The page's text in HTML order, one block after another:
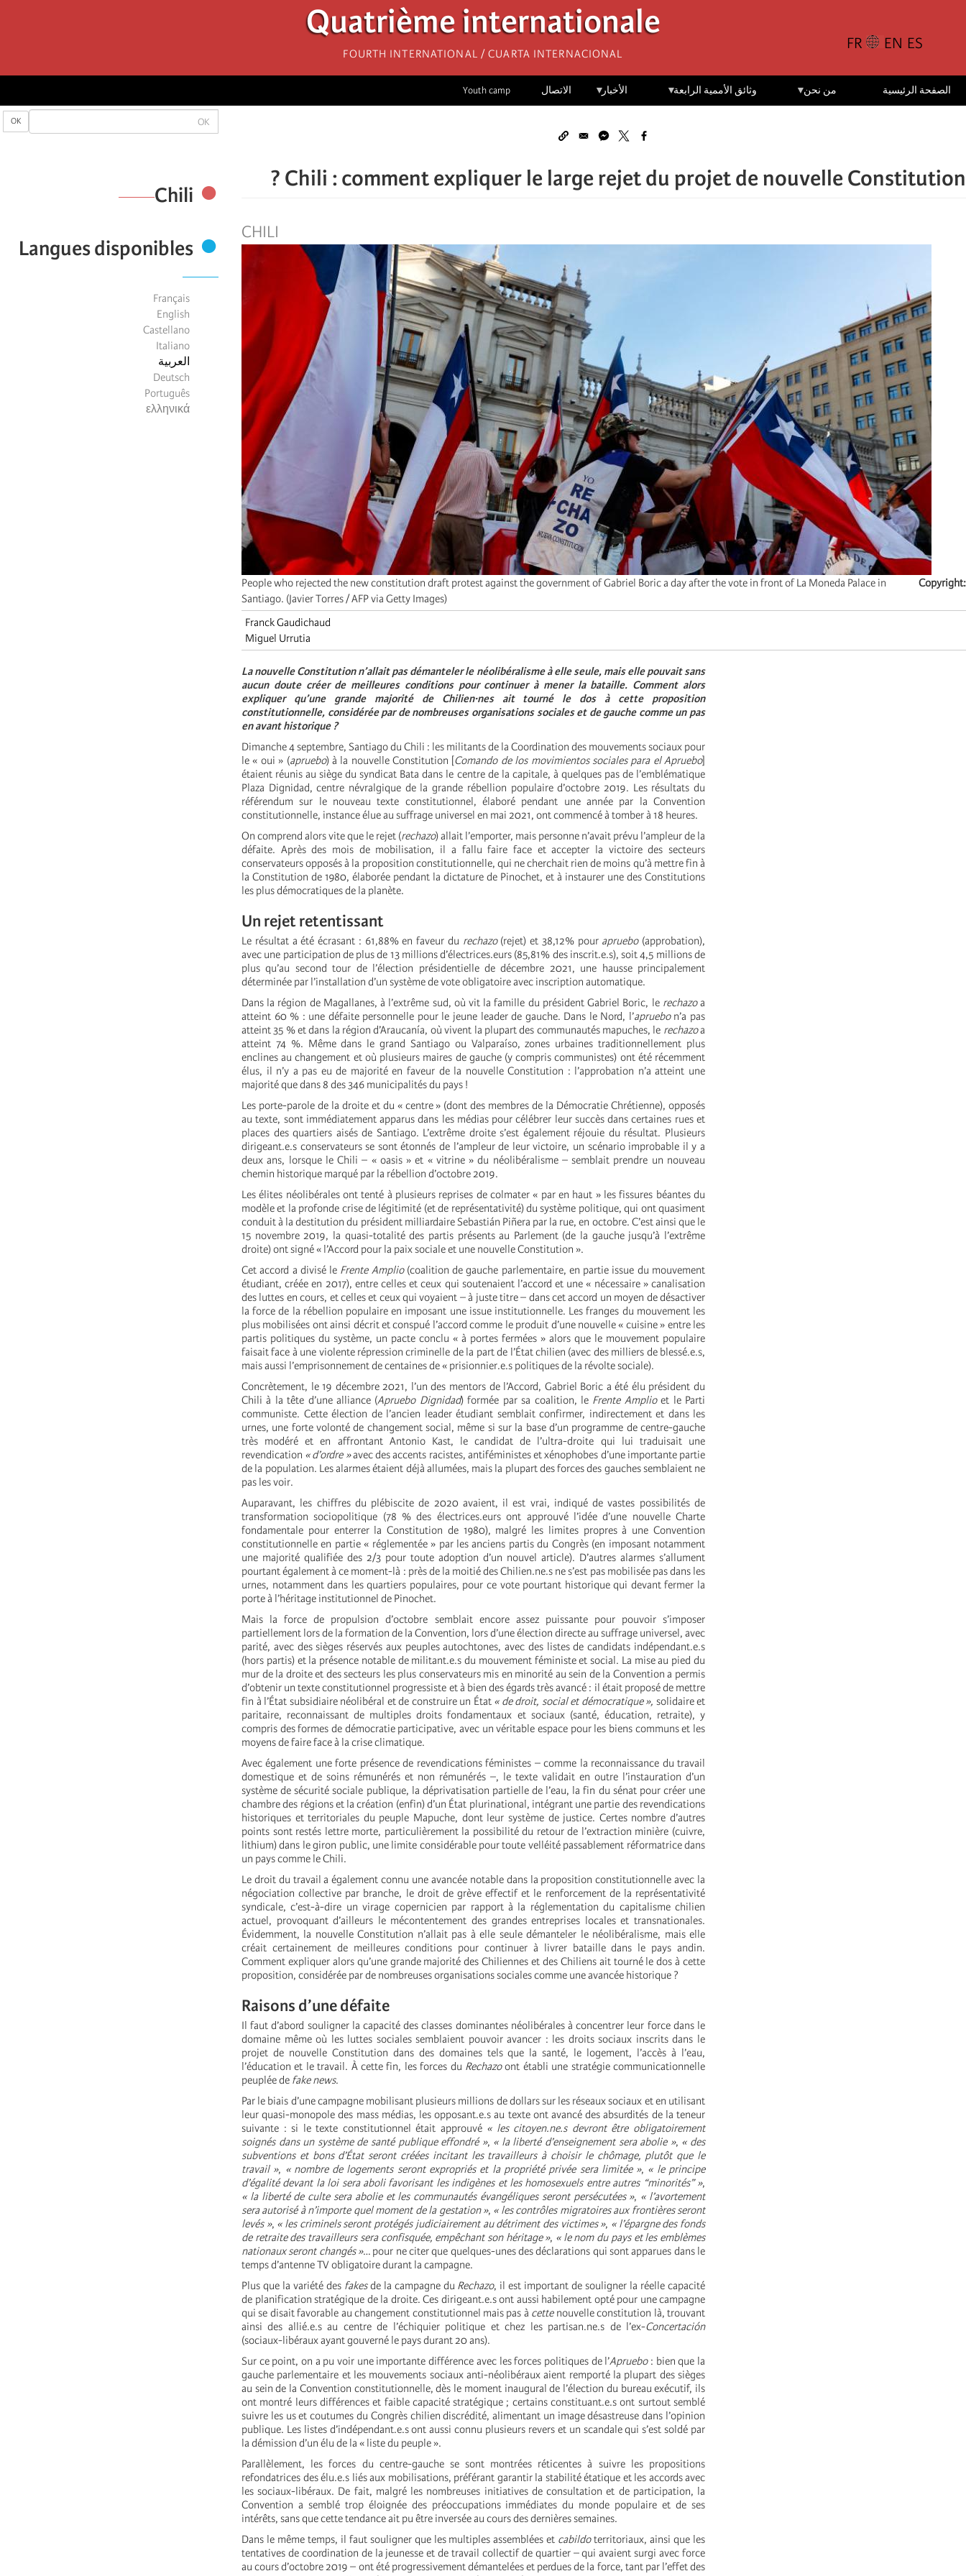
Quatrième internationale
Fourth International / Cuarta Internacional
الصفحة الرئيسية من نحن وثائق الأممية الرابعة الأخبار الاتصال Youth camp
OK
OK
Chili
Langues disponibles
Français
English
Castellano
Italiano
العربية
Deutsch
Português
ελληνικά
Chili : comment expliquer le large rejet du projet de nouvelle Constitution ?
CHILI
Copyright
People who rejected the new constitution draft protest against the government of Gabriel Boric a day after the vote in front of La Moneda Palace in
Santiago. (Javier Torres / AFP via Getty Images)
Franck Gaudichaud
Miguel Urrutia
La nouvelle Constitution n’allait pas démanteler le néolibéralisme à elle seule, mais elle pouvait sans
aucun doute créer de meilleures conditions pour continuer à mener la bataille. Comment alors
expliquer qu’une grande majorité de Chilien·nes ait tourné le dos à cette proposition
constitutionnelle, considérée par de nombreuses organisations sociales et de gauche comme un pas
en avant historique ?
Dimanche 4 septembre, Santiago du Chili : les militants de la Coordination des mouvements sociaux pour
le « oui » (apruebo) à la nouvelle Constitution [Comando de los movimientos sociales para el Apruebo]
étaient réunis au siège du syndicat Bata dans le centre de la capitale, à quelques pas de l’emblématique
Plaza Dignidad, centre névralgique de la grande rébellion populaire d’octobre 2019. Les résultats du
référendum sur le nouveau texte constitutionnel, élaboré pendant une année par la Convention
constitutionnelle, instance élue au suffrage universel en mai 2021, ont commencé à tomber à 18 heures.
On comprend alors vite que le rejet (rechazo) allait l’emporter, mais personne n’avait prévu l’ampleur de la
défaite. Après des mois de mobilisation, il a fallu faire face et accepter la victoire des secteurs
conservateurs opposés à la proposition constitutionnelle, qui ne cherchait rien de moins qu’à mettre fin à
la Constitution de 1980, élaborée pendant la dictature de Pinochet, et à instaurer une des Constitutions
les plus démocratiques de la planète.
Un rejet retentissant
Le résultat a été écrasant : 61,88% en faveur du rechazo(rejet) et 38,12% pour apruebo(approbation),
avec une participation de plus de 13 millions d’électrices.eurs (85,81% des inscrit.e.s), soit 4,5 millions de
plus qu’au second tour de l’élection présidentielle de décembre 2021, une hausse principalement
déterminée par l’installation d’un système de vote obligatoire avec inscription automatique.
Dans la région de Magallanes, à l’extrême sud, où vit la famille du président Gabriel Boric, le rechazoa
atteint 60 % : une défaite personnelle pour le jeune leader de gauche. Dans le Nord, l’apruebon’a pas
atteint 35 % et dans la région d’Araucanía, où vivent la plupart des communautés mapuches, le rechazoa
atteint 74 %. Même dans le grand Santiago ou Valparaíso, zones urbaines traditionnellement plus
enclines au changement et où plusieurs maires de gauche (y compris communistes) ont été récemment
élus, il n’y a pas eu de majorité en faveur de la nouvelle Constitution : l’approbation n’a atteint une
majorité que dans 8 des 346 municipalités du pays !
Les porte-parole de la droite et du « centre » (dont des membres de la Démocratie Chrétienne), opposés
au texte, sont immédiatement apparus dans les médias pour célébrer leur succès dans certaines rues et
places des quartiers aisés de Santiago. L’extrême droite s’est également réjouie du résultat. Plusieurs
dirigeant.e.s conservateurs se sont étonnés de l’ampleur de leur victoire, un scénario improbable il y a
deux ans, lorsque le Chili – « oasis » et « vitrine » du néolibéralisme – semblait prendre un nouveau
chemin historique marqué par la rébellion d’octobre 2019.
Les élites néolibérales ont tenté à plusieurs reprises de colmater « par en haut » les fissures béantes du
modèle et la profonde crise de légitimité (et de représentativité) du système politique, qui ont quasiment
conduit à la destitution du président milliardaire Sebastián Piñera par la rue, en octobre. C’est ainsi que le
15 novembre 2019, la quasi-totalité des partis présents au Parlement (de la gauche jusqu’à l’extrême
droite) ont signé « l’Accord pour la paix sociale et une nouvelle Constitution ».
Cet accord a divisé le Frente Amplio (coalition de gauche parlementaire, en partie issue du mouvement
étudiant, créée en 2017), entre celles et ceux qui soutenaient l’accord et une « nécessaire » canalisation
des luttes en cours, et celles et ceux qui voyaient – à juste titre – dans cet accord un moyen de désactiver
la force de la rébellion populaire en imposant une issue institutionnelle. Les franges du mouvement les
plus mobilisées ont ainsi décrit et conspué l’accord comme le produit d’une nouvelle « cuisine » entre les
partis politiques du système, un pacte conclu « à portes fermées » alors que le mouvement populaire
faisait face à une violente répression criminelle de la part de l’État chilien (avec des milliers de blessé.e.s,
mais aussi l’emprisonnement de centaines de « prisionnier.e.s politiques de la révolte sociale).
Concrètement, le 19 décembre 2021, l’un des mentors de l’Accord, Gabriel Boric a été élu président du
Chili à la tête d’une alliance (Apruebo Dignidad) formée par sa coalition, le Frente Amplioet le Parti
communiste. Cette élection de l’ancien leader étudiant semblait confirmer, indirectement et dans les
urnes, une forte volonté de changement social, même si sur la base d’un programme de centre-gauche
très modéré et en affrontant Antonio Kast, le candidat de l’ultra-droite qui lui traduisait une
revendication « d’ordre »avec des accents racistes, antiféministes et xénophobes d’une importante partie
de la population. Les alarmes étaient déjà allumées, mais la plupart des forces des gauches semblaient ne
pas les voir.
Auparavant, les chiffres du plébiscite de 2020 avaient, il est vrai, indiqué de vastes possibilités de
transformation sociopolitique (78 % des électrices.eurs ont approuvé l’idée d’une nouvelle Charte
fondamentale pour enterrer la Constitution de 1980), malgré les limites propres à une Convention
constitutionnelle en partie « réglementée » par les anciens partis du Congrès (en imposant notamment
une majorité qualifiée des 2/3 pour toute adoption d’un nouvel article). D’autres alarmes s’allument
pourtant également à ce moment-là : près de la moitié des Chilien.ne.s ne s’est pas mobilisée pas dans les
urnes, notamment dans les quartiers populaires, pour ce vote pourtant historique qui devant fermer la
porte à l’héritage institutionnel de Pinochet.
Mais la force de propulsion d’octobre semblait encore assez puissante pour pouvoir s’imposer
partiellement lors de la formation de la Convention, lors d’une élection directe au suffrage universel, avec
parité, avec des sièges réservés aux peuples autochtones, avec des listes de candidats indépendant.e.s
(hors partis) et la présence notable de militant.e.s du mouvement féministe et social. La mise au pied du
mur de la droite et des secteurs les plus conservateurs mis en minorité au sein de la Convention a permis
d’obtenir un texte constitutionnel progressiste et à bien des égards très avancé : il était proposé de mettre
fin à l’État subsidiaire néolibéral et de construire un État « de droit, social et démocratique », solidaire et
paritaire, reconnaissant de multiples droits fondamentaux et sociaux (santé, éducation, retraite), y
compris des formes de démocratie participative, avec un véritable espace pour les biens communs et les
moyens de faire face à la crise climatique.
Avec également une forte présence de revendications féministes – comme la reconnaissance du travail
domestique et de soins rémunérés et non rémunérés –, le texte validait en outre l’instauration d’un
système de sécurité sociale publique, la déprivatisation partielle de l’eau, la fin du sénat pour créer une
chambre des régions et la création (enfin) d’un État plurinational, intégrant une partie des revendications
historiques et territoriales du peuple Mapuche, dont leur système de justice. Certes nombre d’autres
points sont restés lettre morte, particulièrement la possibilité du retour de l’extraction minière (cuivre,
lithium) dans le giron public, une limite considérable pour toute velléité passablement réformatrice dans
un pays comme le Chili.
Le droit du travail a également connu une avancée notable dans la proposition constitutionnelle avec la
négociation collective par branche, le droit de grève effectif et le renforcement de la représentativité
syndicale, c’est-à-dire un virage copernicien par rapport à la réglementation du capitalisme chilien
actuel, provoquant d’ailleurs le mécontentement des grandes entreprises locales et transnationales.
Évidemment, la nouvelle Constitution n’allait pas à elle seule démanteler le néolibéralisme, mais elle
créait certainement de meilleures conditions pour continuer à livrer bataille dans le pays andin.
Comment expliquer alors qu’une grande majorité des Chiliennes et des Chiliens ait tourné le dos à cette
proposition, considérée par de nombreuses organisations sociales comme une avancée historique ?
Raisons d’une défaite
Il faut d’abord souligner la capacité des classes dominantes néolibérales à concentrer leur force dans le
domaine même où les luttes sociales semblaient pouvoir avancer : les droits sociaux inscrits dans le
projet de nouvelle Constitution dans des domaines tels que la santé, le logement, l’accès à l’eau,
l’éducation et le travail. À cette fin, les forces du Rechazoont établi une stratégie communicationnelle
peuplée de fake news.
Par le biais d’une campagne mobilisant plusieurs millions de dollars sur les réseaux sociaux et en utilisant
leur quasi-monopole des mass médias, les opposant.e.s au texte ont avancé des absurdités de la teneur
suivante : si le texte constitutionnel était approuvé « les citoyen.ne.s devront être obligatoirement
soignés dans un système de santé publique effondré », « la liberté d’enseignement sera abolie », « des
subventions et bons d’État seront créées incitant les travailleurs à choisir le chômage, plutôt que le
travail », « nombre de logements seront expropriés et la propriété privée sera limitée », « le principe
d’égalité devant la loi sera aboli favorisant les indigènes et les homosexuels entre autres “minorités” »,
« la liberté de culte sera abolie et les communautés évangéliques seront persécutées », « l’avortement
sera autorisé à n’importe quel moment de la gestation », « les contrôles migratoires aux frontières seront
levés », « les criminels seront protégés judiciairement au détriment des victimes », « l’épargne des fonds
de retraite des travailleurs sera confisquée, empêchant son héritage », « le nom du pays et les emblèmes
nationaux seront changés »… pour ne citer que quelques-unes des déclarations qui sont apparues dans le
temps d’antenne TV obligatoire durant la campagne.
Plus que la variété des fakesde la campagne du Rechazo, il est important de souligner la réelle capacité
de planification stratégique de la droite. Ces dirigeant.e.s ont aussi habilement opté pour une campagne
qui se disait favorable au changement constitutionnel mais pas à cettenouvelle constitution là, trouvant
ainsi des allié.e.s au centre de l’échiquier politique et chez les partisan.ne.s de l’ex-Concertación
(sociaux-libéraux ayant gouverné le pays durant 20 ans).
Sur ce point, on a pu voir une importante différence avec les forces politiques de l’Apruebo: bien que la
gauche parlementaire et les mouvements sociaux anti-néolibéraux aient remporté la plupart des sièges
au sein de la Convention constitutionnelle, dès le moment inaugural de l’élection du bureau exécutif, ils
ont montré leurs différences et faible capacité stratégique ; certains constituant.e.s ont surtout semblé
suivre les us et coutumes du Congrès chilien discrédité, alimentant un image désastreuse dans l’opinion
publique. Les listes d’indépendant.e.s ont aussi connu plusieurs revers et un scandale qui s’est soldé par
la démission d’un élu de la « liste du peuple ».
Parallèlement, les forces du centre-gauche se sont montrées réticentes à suivre les propositions
refondatrices des élu.e.s liés aux mobilisations, préférant garantir la stabilité étatique et les accords avec
les sociaux-libéraux. De fait, malgré les nombreuses initiatives de consultation et de participation, la
Convention a semblé trop éloignée des préoccupations immédiates du monde populaire et de ses
intérêts, sans que cette tendance ait pu être inversée au cours des dernières semaines.
Dans le même temps, il faut souligner que les multiples assemblées et cabildoterritoriaux, ainsi que les
tentatives de coordination de la jeunesse et de travail collectif de quartier – qui avaient surgi avec force
au cours d’octobre 2019 – ont été progressivement démantelées et perdues de la force, tant par l’effet des